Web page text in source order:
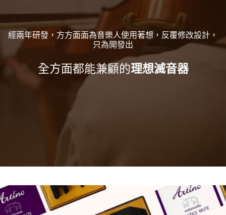
經兩年研發，方方面面為音樂人使用著想，反覆修改設計，
只為開發出
全方面都能兼顧的理想滅音器